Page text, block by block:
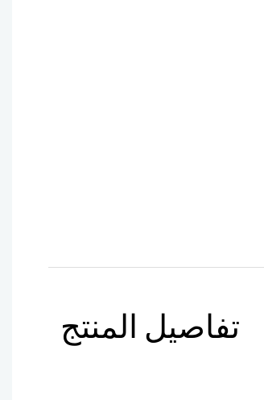
تفاصيل المنتج